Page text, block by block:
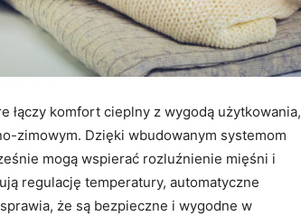
łączy komfort cieplny z wygodą użytkowania,
zimowym. Dzięki wbudowanym systemom
mogą wspierać rozluźnienie mięśni i
regulację temperatury, automatyczne
że są bezpieczne i wygodne w